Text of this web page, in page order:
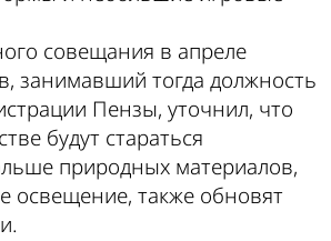
совещания в апреле
занимавший тогда должность
Пензы, уточнил, что
будут стараться
природных материалов,
освещение, также обновят